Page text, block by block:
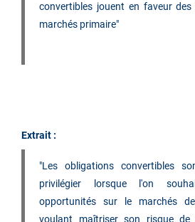
convertibles jouent en faveur
marchés primaire"
Extrait :
"Les obligations convertibles
privilégier lorsque l'on
opportunités sur le marchés
voulant maîtriser son risque de